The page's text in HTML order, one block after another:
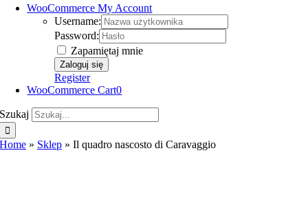
WooCommerce My Account
Username:
Password:
Zapamiętaj mnie
Register
WooCommerce Cart0
Szukaj
Home » Sklep »Il quadro nascosto di Caravaggio